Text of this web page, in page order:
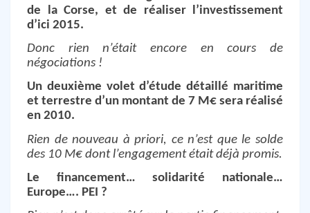
de la Corse, et de réaliser l’investissement
d’ici 2015.
Donc rien n’était encore en cours de
négociations !
Un deuxième volet d’étude détaillé maritime
et terrestre d’un montant de 7 M€ sera réalisé
en 2010.
Rien de nouveau à priori, ce n’est que le solde
des 10 M€ dont l’engagement était déjà promis.
Le financement… solidarité nationale…
Europe…. PEI ?